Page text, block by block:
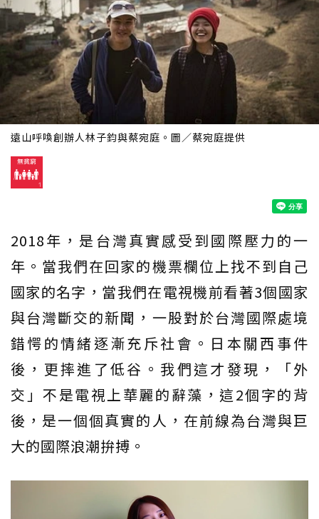
遠山呼喚創辦人林子鈞與蔡宛庭。圖／蔡宛庭提供
2018年，是台灣真實感受到國際壓力的一
年。當我們在回家的機票欄位上找不到自己
國家的名字，當我們在電視機前看著3個國家
與台灣斷交的新聞，一股對於台灣國際處境
錯愕的情緒逐漸充斥社會。日本關西事件
後，更摔進了低谷。我們這才發現，「外
交」不是電視上華麗的辭藻，這2個字的背
後，是一個個真實的人，在前線為台灣與巨
大的國際浪潮拚搏。